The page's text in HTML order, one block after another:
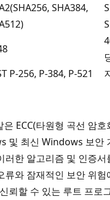
SHA384,
P-256, P-384, P-521
은 ECC(타원형 곡선 암
및 최신 Windows 보안
러한 알고리즘 및 인증
류와 잠재적인 보안 위
뢰할 수 있는 루트 프로